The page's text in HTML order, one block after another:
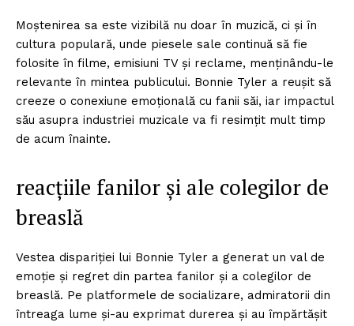
Moștenirea sa este vizibilă nu doar în muzică, ci și în
cultura populară, unde piesele sale continuă să fie
folosite în filme, emisiuni TV și reclame, menținându-le
relevante în mintea publicului. Bonnie Tyler a reușit să
creeze o conexiune emoțională cu fanii săi, iar impactul
său asupra industriei muzicale va fi resimțit mult timp
de acum înainte.
reacțiile fanilor și ale colegilor de
breaslă
Vestea dispariției lui Bonnie Tyler a generat un val de
emoție și regret din partea fanilor și a colegilor de
breaslă. Pe platformele de socializare, admiratorii din
întreaga lume și-au exprimat durerea și au împărtășit